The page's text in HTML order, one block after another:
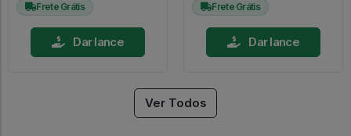
Frete Grátis
Dar lance
Frete Grátis
Dar lance
Ver Todos